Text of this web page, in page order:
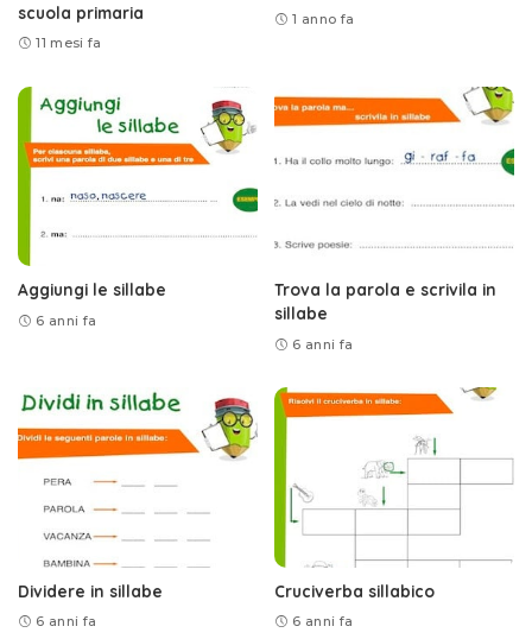
scuola primaria
11 mesi fa
1 anno fa
Aggiungi le sillabe
6 anni fa
Trova la parola e scrivila in
sillabe
6 anni fa
Dividere in sillabe
6 anni fa
Cruciverba sillabico
6 anni fa